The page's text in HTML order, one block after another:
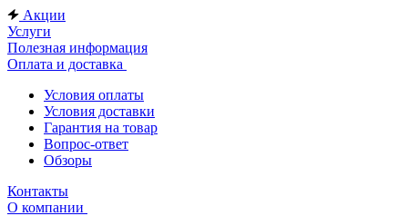
Акции
Услуги
Полезная информация
Оплата и доставка
Условия оплаты
Условия доставки
Гарантия на товар
Вопрос-ответ
Обзоры
Контакты
О компании